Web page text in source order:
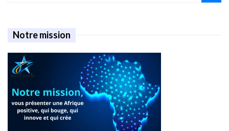
Notre mission